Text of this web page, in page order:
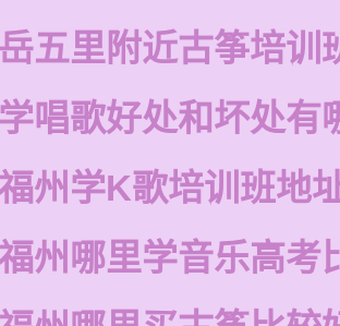
岳五里附近古筝培训
学唱歌好处和坏处有
州学K歌培训班地
州哪里学音乐高考